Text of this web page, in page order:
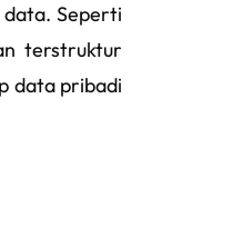
data. Seperti
terstruktur
data pribadi